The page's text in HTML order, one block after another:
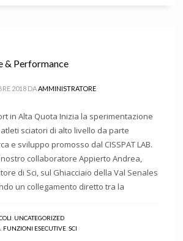
& Performance
2018 DAAMMINISTRATORE
in Alta Quota Inizia la sperimentazione
sciatori di alto livello da parte
e sviluppo promosso dal CISSPAT LAB.
collaboratore Appierto Andrea,
di Sci, sul Ghiacciaio della Val Senales
un collegamento diretto tra la
UNCATEGORIZED
FUNZIONI ESECUTIVE SCI